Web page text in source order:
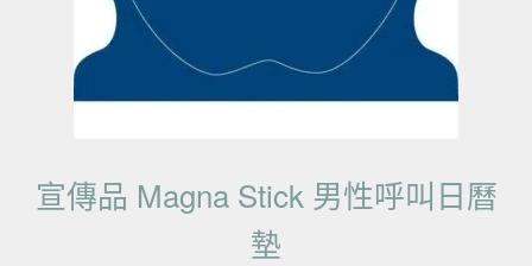
宣傳品 Magna Stick 男性呼叫日曆
墊